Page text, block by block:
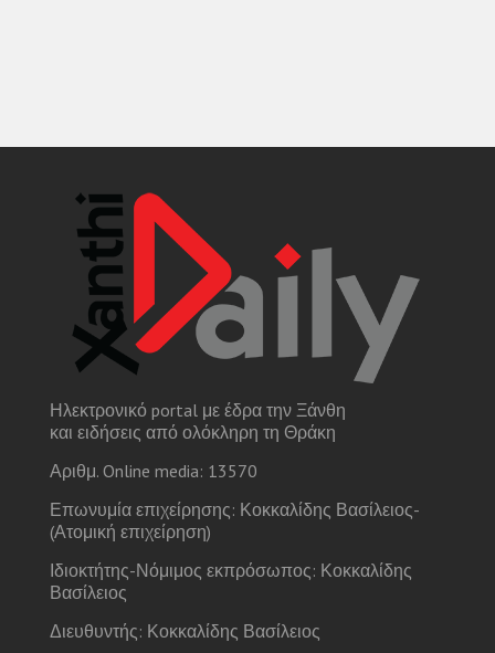
Ηλεκτρονικό portal με έδρα την Ξάνθη
και ειδήσεις από ολόκληρη τη Θράκη
Αριθμ. Online media: 13570
Επωνυμία επιχείρησης: Κοκκαλίδης Βασίλειος-
(Ατομική επιχείρηση)
Ιδιοκτήτης-Νόμιμος εκπρόσωπος: Κοκκαλίδης
Βασίλειος
Διευθυντής: Κοκκαλίδης Βασίλειος